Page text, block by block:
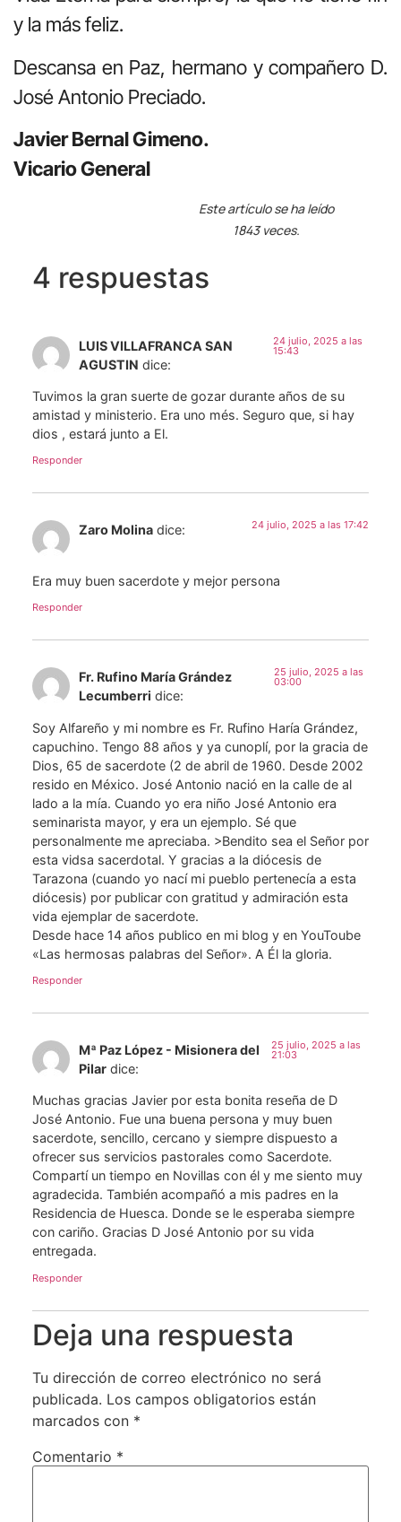
y la más feliz.
Descansa en Paz, hermano y compañero D.
José Antonio Preciado.
Javier Bernal Gimeno.
Vicario General
Este artículo se ha leído
1843 veces.
4 respuestas
LUIS VILLAFRANCA SAN
AGUSTIN dice:
24 julio, 2025 a las
15:43
Tuvimos la gran suerte de gozar durante años de su
amistad y ministerio. Era uno més. Seguro que, si hay
dios , estará junto a El.
Responder
Zaro Molina dice: 24 julio, 2025 a las 17:42
Era muy buen sacerdote y mejor persona
Responder
Fr. Rufino María Grández
Lecumberri dice:
25 julio, 2025 a las
03:00
Soy Alfareño y mi nombre es Fr. Rufino Haría Grández,
capuchino. Tengo 88 años y ya cunoplí, por la gracia de
Dios, 65 de sacerdote (2 de abril de 1960. Desde 2002
resido en México. José Antonio nació en la calle de al
lado a la mía. Cuando yo era niño José Antonio era
seminarista mayor, y era un ejemplo. Sé que
personalmente me apreciaba. >Bendito sea el Señor por
esta vidsa sacerdotal. Y gracias a la diócesis de
Tarazona (cuando yo nací mi pueblo pertenecía a esta
diócesis) por publicar con gratitud y admiración esta
vida ejemplar de sacerdote.
Desde hace 14 años publico en mi blog y en YouToube
«Las hermosas palabras del Señor». A Él la gloria.
Responder
Mª Paz López - Misionera del
Pilar dice:
25 julio, 2025 a las
21:03
Muchas gracias Javier por esta bonita reseña de D
José Antonio. Fue una buena persona y muy buen
sacerdote, sencillo, cercano y siempre dispuesto a
ofrecer sus servicios pastorales como Sacerdote.
Compartí un tiempo en Novillas con él y me siento muy
agradecida. También acompañó a mis padres en la
Residencia de Huesca. Donde se le esperaba siempre
con cariño. Gracias D José Antonio por su vida
entregada.
Responder
Deja una respuesta
Tu dirección de correo electrónico no será
publicada. Los campos obligatorios están
marcados con *
Comentario *